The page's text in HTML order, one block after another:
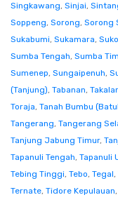
Singkawang, Sinjai,
Soppeng, Sorong, Sorong
Sukabumi, Sukamara,
Sumba Tengah, Sumba
Sumenep, Sungaipenuh,
(Tanjung), Tabanan, Takalar
Toraja, Tanah Bumbu
Tangerang, Tangerang
Tanjung Jabung Timur,
Tapanuli Tengah, Tapanuli
Tebing Tinggi, Tebo, Tegal,
Ternate, Tidore Kepulauan,